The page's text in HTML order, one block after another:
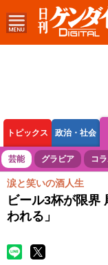
トピックス 政治・社会
ボートレース 競輪
芸能 グラビア コ
涙と笑いの酒人生
ビール3杯が限界
われる」